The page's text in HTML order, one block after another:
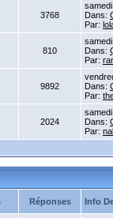
3768
Dans:
Par:
810
Dans:
Par:
9892
Dans:
Par:
2024
Dans:
Par:
Réponses Info